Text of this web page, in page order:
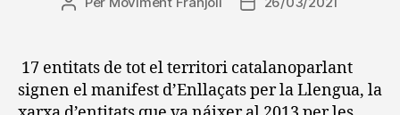
17 entitats de tot el territori catalanoparlant
signen el manifest d’Enllaçats per la Llengua, la